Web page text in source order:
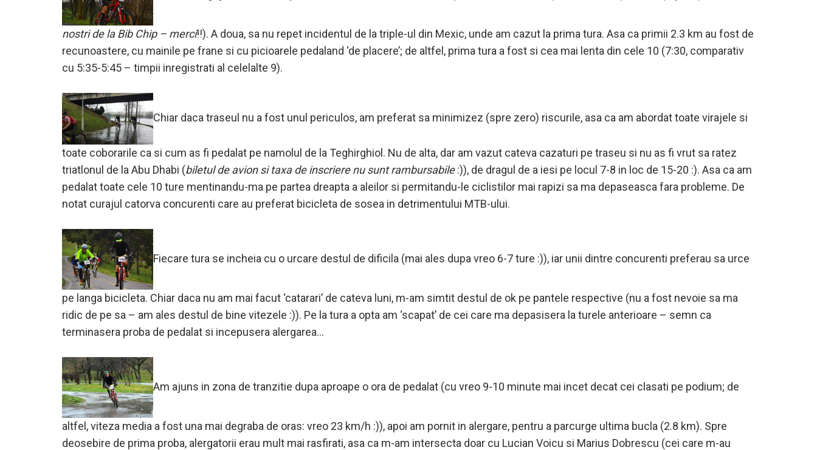
nostri de la Bib Chip – merci!!). A doua, sa nu repet incidentul de la triple-ul din Mexic, unde am cazut la prima tura. Asa ca primii 2.3 km au fost de
recunoastere, cu mainile pe frane si cu picioarele pedaland ‘de placere’; de altfel, prima tura a fost si cea mai lenta din cele 10 (7:30, comparativ
cu 5:35-5:45 – timpii inregistrati al celelalte 9).
Chiar daca traseul nu a fost unul periculos, am preferat sa minimizez (spre zero) riscurile, asa ca am abordat toate virajele si
toate coborarile ca si cum as fi pedalat pe namolul de la Teghirghiol. Nu de alta, dar am vazut cateva cazaturi pe traseu si nu as fi vrut sa ratez
triatlonul de la Abu Dhabi (biletul de avion si taxa de inscriere nu sunt rambursabile:)), de dragul de a iesi pe locul 7-8 in loc de 15-20 :). Asa ca am
pedalat toate cele 10 ture mentinandu-ma pe partea dreapta a aleilor si permitandu-le ciclistilor mai rapizi sa ma depaseasca fara probleme. De
notat curajul catorva concurenti care au preferat bicicleta de sosea in detrimentului MTB-ului.
Fiecare tura se incheia cu o urcare destul de dificila (mai ales dupa vreo 6-7 ture :)), iar unii dintre concurenti preferau sa urce
pe langa bicicleta. Chiar daca nu am mai facut ‘catarari’ de cateva luni, m-am simtit destul de ok pe pantele respective (nu a fost nevoie sa ma
ridic de pe sa – am ales destul de bine vitezele :)). Pe la tura a opta am ‘scapat’ de cei care ma depasisera la turele anterioare – semn ca
terminasera proba de pedalat si incepusera alergarea…
Am ajuns in zona de tranzitie dupa aproape o ora de pedalat (cu vreo 9-10 minute mai incet decat cei clasati pe podium; de
altfel, viteza media a fost una mai degraba de oras: vreo 23 km/h :)), apoi am pornit in alergare, pentru a parcurge ultima bucla (2.8 km). Spre
deosebire de prima proba, alergatorii erau mult mai rasfirati, asa ca m-am intersecta doar cu Lucian Voicu si Marius Dobrescu (cei care m-au